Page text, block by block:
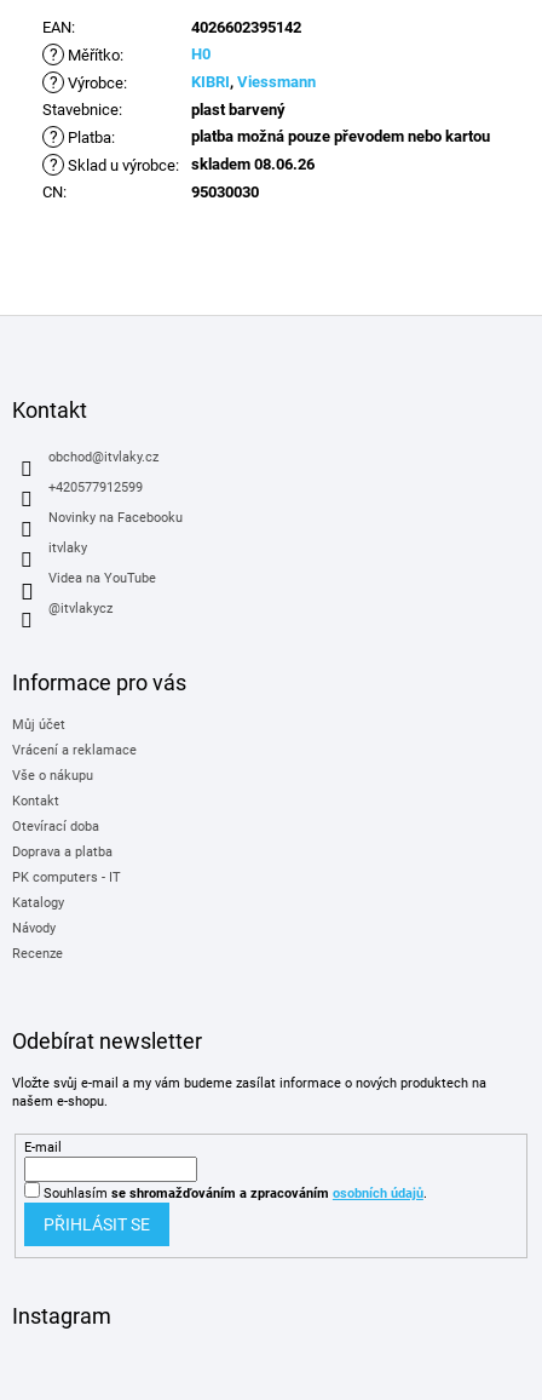
EAN: 4026602395142
? Měřítko: H0
? Výrobce: KIBRI, Viessmann
Stavebnice: plast barvený
? Platba: platba možná pouze převodem nebo kartou
? Sklad u výrobce:
skladem 08.06.26
CN: 95030030
Kontakt
obchod@itvlaky.cz
+420577912599
Novinky na Facebooku
itvlaky
Videa na YouTube
@itvlakycz
Informace pro vás
Můj účet
Vrácení a reklamace
Vše o nákupu
Kontakt
Otevírací doba
Doprava a platba
PK computers - IT
Katalogy
Návody
Recenze
Odebírat newsletter
Vložte svůj e-mail a my vám budeme zasílat informace o nových produktech na
našem e-shopu.
E-mail
Souhlasím se shromažďováním a zpracováním osobních údajů.
PŘIHLÁSIT SE
Instagram